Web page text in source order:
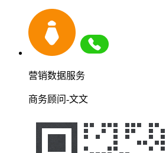
营销数据服务
商务顾问-文文